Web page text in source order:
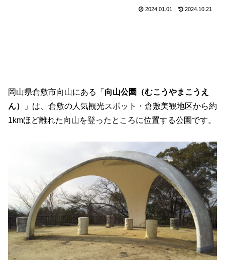
2024.01.01 2024.10.21
岡山県倉敷市向山にある「 向山公園（むこうやまこうえ
ん）
」は、倉敷の人気観光スポット・倉敷美観地区から約
1kmほど離れた向山を登ったところに位置する公園です。